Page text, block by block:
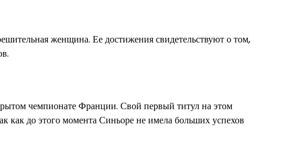
женщина. Ее достижения свидетельствуют о том,
чемпионате Франции. Свой первый титул на этом
как до этого момента Синьоре не имела больших успехов